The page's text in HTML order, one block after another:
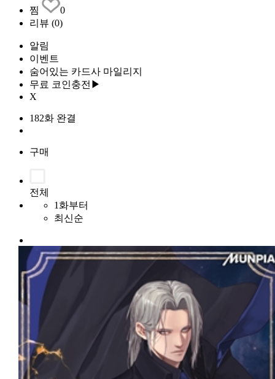
찜
0
리뷰 (0)
알림
이벤트
숨어있는 카드사 마일리지
무료 코인충전▶
X
182화 완결
구매
전체
1화부터
최신순